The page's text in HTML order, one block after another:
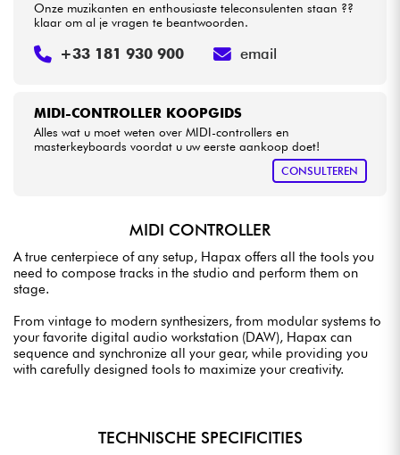
MIDI-CONTROLLER KOOPGIDS
Alles wat u moet weten over MIDI-controllers en
masterkeyboards voordat u uw eerste aankoop doet!
CONSULTEREN
Onze muzikanten en enthousiaste teleconsulenten staan ??
klaar om al je vragen te beantwoorden.
+33 181 930 900 email
MIDI CONTROLLER
A true centerpiece of any setup, Hapax offers all the tools you
need to compose tracks in the studio and perform them on
stage.
From vintage to modern synthesizers, from modular systems to
your favorite digital audio workstation (DAW), Hapax can
sequence and synchronize all your gear, while providing you
with carefully designed tools to maximize your creativity.
TECHNISCHE SPECIFICITIES